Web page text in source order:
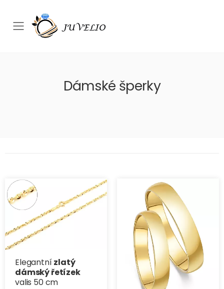
Přepínač mobilního menu
Dámské šperky
Elegantnízlatý
dámský řetízek
valis 50 cm